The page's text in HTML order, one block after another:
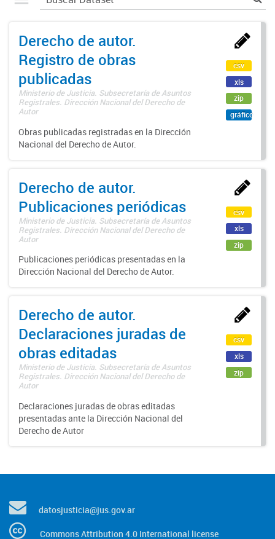
Derecho de autor.
Registro de obras
publicadas
Ministerio de Justicia. Subsecretaría de Asuntos
Registrales. Dirección Nacional del Derecho de
Autor
Obras publicadas registradas en la Dirección
Nacional del Derecho de Autor.
csv
xls
zip
gráfico
Derecho de autor.
Publicaciones periódicas
Ministerio de Justicia. Subsecretaría de Asuntos
Registrales. Dirección Nacional del Derecho de
Autor
Publicaciones periódicas presentadas en la
Dirección Nacional del Derecho de Autor.
csv
xls
zip
Derecho de autor.
Declaraciones juradas de
obras editadas
Ministerio de Justicia. Subsecretaría de Asuntos
Registrales. Dirección Nacional del Derecho de
Autor
Declaraciones juradas de obras editadas
presentadas ante la Dirección Nacional del
Derecho de Autor
csv
xls
zip
datosjusticia@jus.gov.ar
Commons Attribution 4.0 International license